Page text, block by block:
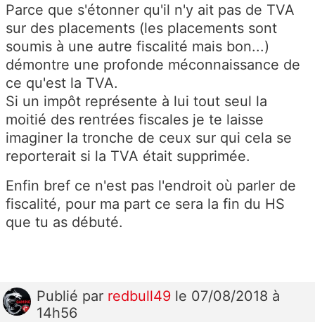
Parce que s'étonner qu'il n'y ait pas de TVA
sur des placements (les placements sont
soumis à une autre fiscalité mais bon...)
démontre une profonde méconnaissance de
ce qu'est la TVA.
Si un impôt représente à lui tout seul la
moitié des rentrées fiscales je te laisse
imaginer la tronche de ceux sur qui cela se
reporterait si la TVA était supprimée.
Enfin bref ce n'est pas l'endroit où parler de
fiscalité, pour ma part ce sera la fin du HS
que tu as débuté.
Publié par redbull49 le 07/08/2018 à
14h56